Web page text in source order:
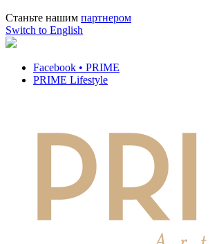
Станьте нашим партнером
Switch to English
Facebook • PRIME
PRIME Lifestyle